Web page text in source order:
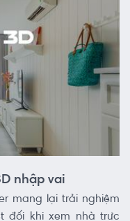
nhập vai
mang lại trải nghiệm
đối khi xem nhà trực